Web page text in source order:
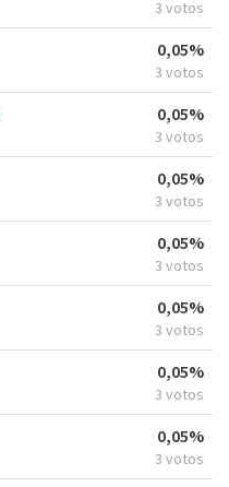
3 votos
0,05%
3 votos
0,05%
3 votos
0,05%
3 votos
0,05%
3 votos
0,05%
3 votos
0,05%
3 votos
0,05%
3 votos